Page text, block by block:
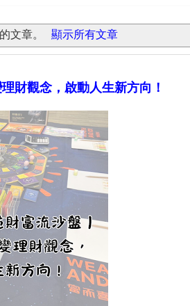
文章。 顯示所有文章
財觀念，啟動人生新方向！